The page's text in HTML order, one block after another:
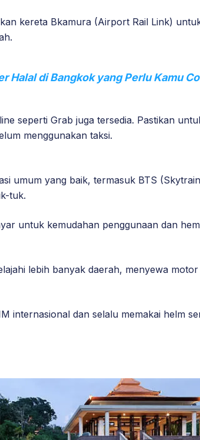
kereta Bkamura (Airport Rail Link)
Halal di Bangkok yang Perlu Kamu
seperti Grab juga tersedia. Pastikan
menggunakan taksi.
umum yang baik, termasuk BTS
tuk.
untuk kemudahan penggunaan dan
lebih banyak daerah, menyewa
internasional dan selalu memakai helm